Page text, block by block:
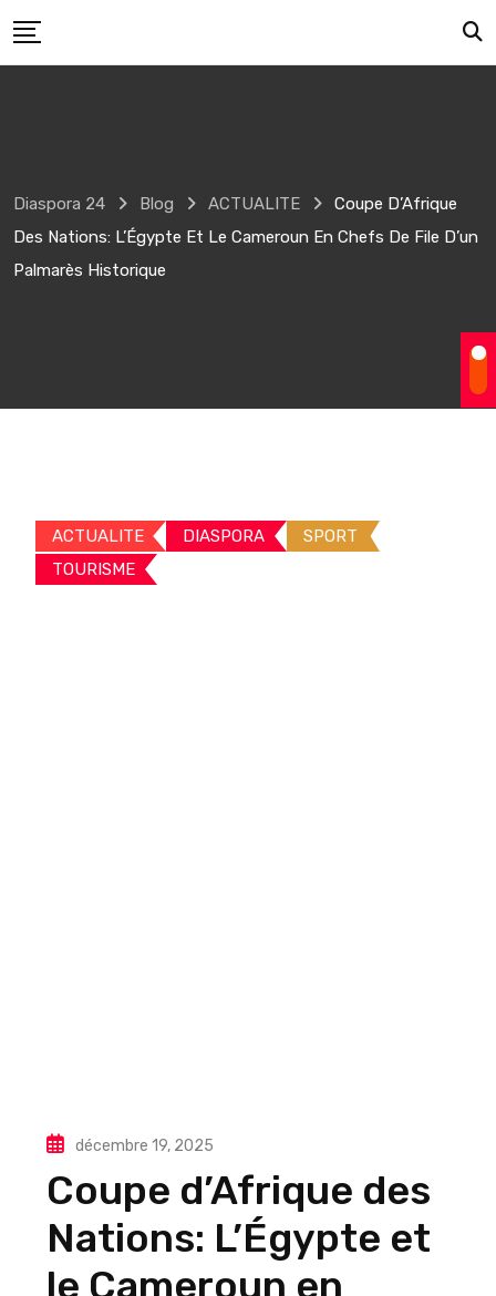
to
Diaspora 24 Blog ACTUALITE
Coupe D’Afrique
Des Nations: L’Égypte Et Le Cameroun En Chefs De File D’un
Palmarès Historique
ACTUALITE DIASPORA
SPORT
TOURISME
décembre 19, 2025
Coupe d’Afrique des
Nations: L’Égypte et
le Cameroun en